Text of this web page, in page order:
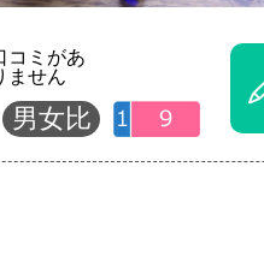
特集をみる
グッドスク
男女比